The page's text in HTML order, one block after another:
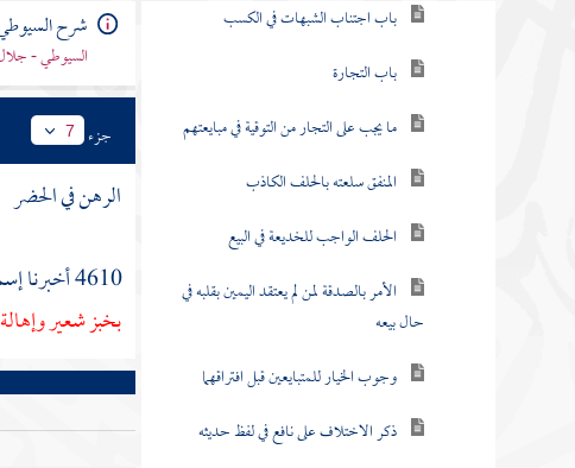
باب اجتناب الشبهات في الكسب
باب التجارة
ما يجب على التجار من التوقية في مبايعتهم
المنفق سلعته بالحلف الكاذب
الحلف الواجب للخديعة في البيع
الأمر بالصدقة لمن لم يعتقد اليمين بقلبه في
حال بيعه
وجوب الخيار للمتبايعين قبل افتراقهما
ذكر الاختلاف على نافع في لفظ حديثه
شرح
السيوطي -
جزء 7
الرهن في الحضر
4610 أخبرنا
بخبز شعير